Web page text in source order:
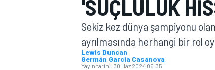
MOTOGP
'SUÇLULUK
Sekiz kez dünya şampiyonu
ayrılmasında herhangi bir rol
Lewis Duncan
Germán Garcia Casanova
Yayın tarihi: 30 Haz 2024 05:35